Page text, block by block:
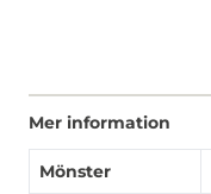
Mer information
Mönster